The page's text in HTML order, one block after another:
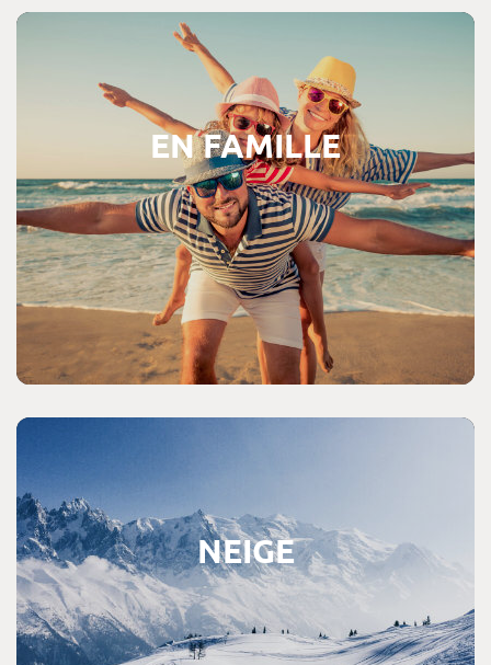
EN FAMILLE
Consultez les offres de voyages en famille
NEIGE
Consultez les offres de séjours à la neige